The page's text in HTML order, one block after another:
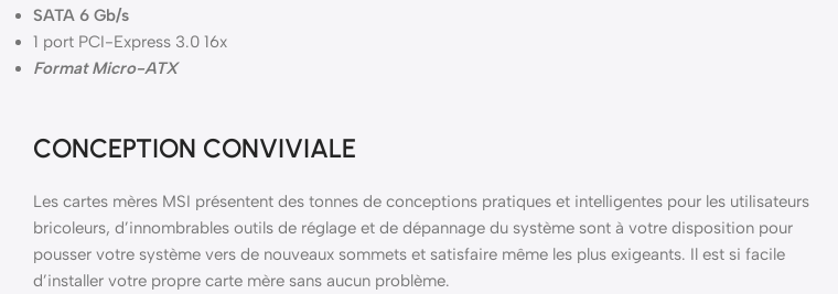
SATA 6 Gb/s
1 port PCI-Express 3.0 16x
Format Micro-ATX
CONCEPTION CONVIVIALE
Les cartes mères MSI présentent des tonnes de conceptions pratiques et intelligentes pour les utilisateurs
bricoleurs, d’innombrables outils de réglage et de dépannage du système sont à votre disposition pour
pousser votre système vers de nouveaux sommets et satisfaire même les plus exigeants. Il est si facile
d’installer votre propre carte mère sans aucun problème.